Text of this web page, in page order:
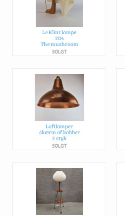
Le Klint lampe
204
The mushroom
SOLGT
Loftlamper
skærm af kobber
2 styk
SOLGT